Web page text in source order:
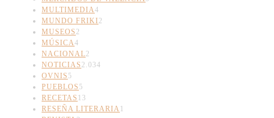
MULTIMEDIA4
MUNDO FRIKI2
MUSEOS 2
MÚSICA4
NACIONAL2
NOTICIAS 2.034
OVNIS 5
PUEBLOS 5
RECETAS 13
RESEÑA LITERARIA1